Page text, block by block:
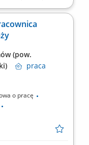
odpowiedzialna za
w siedzibie
Zakres
(pow.
praca
o pracę